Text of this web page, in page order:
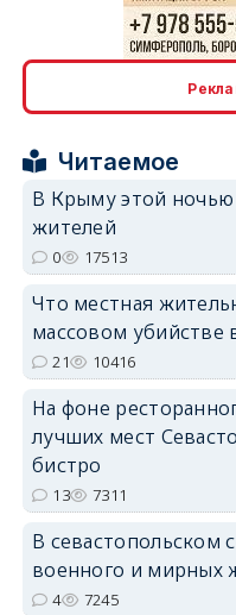
Читаемое
В Крыму этой
жителей
0 17513
Что местная
массовом убийстве
21 10416
На фоне
лучших мест
бистро
13 7311
В севастопольском
военного и мирных
4 7245